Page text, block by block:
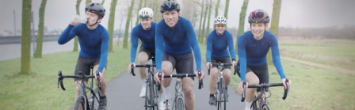
Particulieren